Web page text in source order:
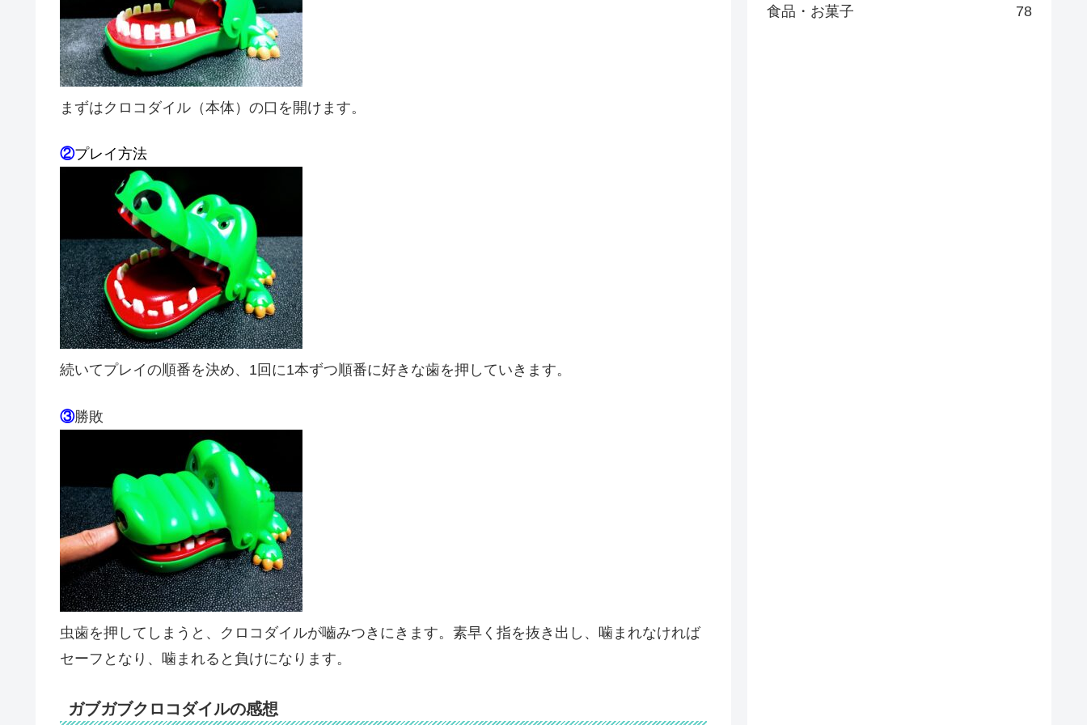
まずはクロコダイル（本体）の口を開けます。
②プレイ方法
続いてプレイの順番を決め、1回に1本ずつ順番に好きな歯を押していきます。
③勝敗
虫歯を押してしまうと、クロコダイルが嚙みつきにきます。素早く指を抜き出し、噛まれなければ
セーフとなり、噛まれると負けになります。
ガブガブクロコダイルの感想
食品・お菓子 78